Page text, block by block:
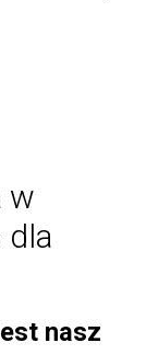
w
dla
nasz